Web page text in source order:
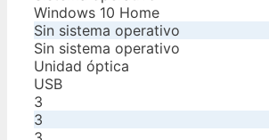
Windows 10 Home
Sin sistema operativo
Sin sistema operativo
Unidad óptica
USB
3
3